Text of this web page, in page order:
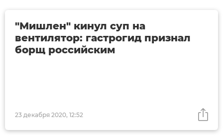
23 декабря 2020, 12:52
"Мишлен" кинул суп на
вентилятор: гастрогид признал
борщ российским